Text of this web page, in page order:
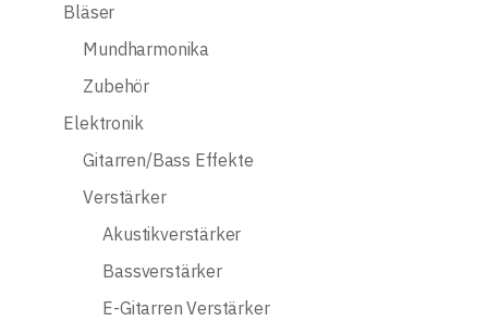
Bläser
Mundharmonika
Zubehör
Elektronik
Gitarren/Bass Effekte
Verstärker
Akustikverstärker
Bassverstärker
E-Gitarren Verstärker